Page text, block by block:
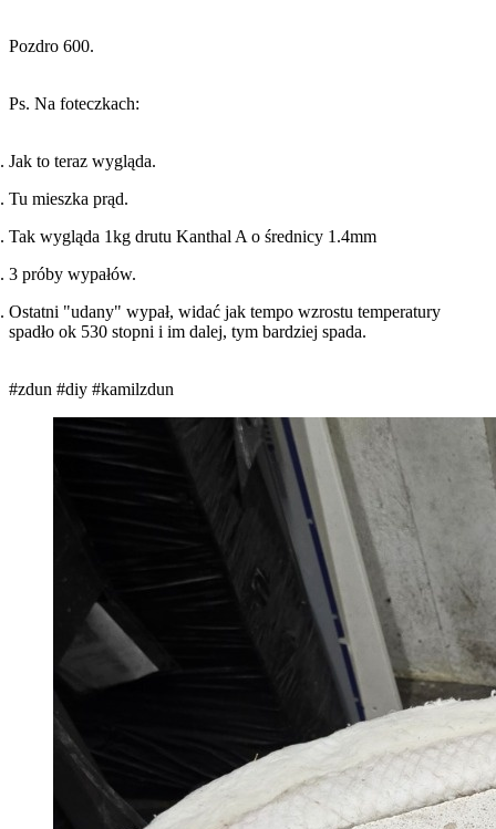
Pozdro 600.
Ps. Na foteczkach:
Jak to teraz wygląda.
Tu mieszka prąd.
Tak wygląda 1kg drutu Kanthal A o średnicy 1.4mm
3 próby wypałów.
Ostatni "udany" wypał, widać jak tempo wzrostu temperatury
spadło ok 530 stopni i im dalej, tym bardziej spada.
#zdun #diy #kamilzdun